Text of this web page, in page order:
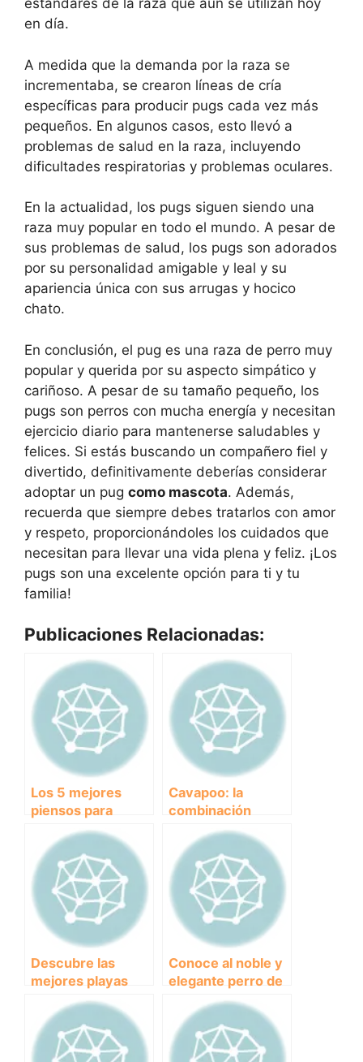
estándares de la raza que aún se utilizan hoy
en día.
A medida que la demanda por la raza se
incrementaba, se crearon líneas de cría
específicas para producir pugs cada vez más
pequeños. En algunos casos, esto llevó a
problemas de salud en la raza, incluyendo
dificultades respiratorias y problemas oculares.
En la actualidad, los pugs siguen siendo una
raza muy popular en todo el mundo. A pesar de
sus problemas de salud, los pugs son adorados
por su personalidad amigable y leal y su
apariencia única con sus arrugas y hocico
chato.
En conclusión, el pug es una raza de perro muy
popular y querida por su aspecto simpático y
cariñoso. A pesar de su tamaño pequeño, los
pugs son perros con mucha energía y necesitan
ejercicio diario para mantenerse saludables y
felices. Si estás buscando un compañero fiel y
divertido, definitivamente deberías considerar
adoptar un pug como mascota. Además,
recuerda que siempre debes tratarlos con amor
y respeto, proporcionándoles los cuidados que
necesitan para llevar una vida plena y feliz. ¡Los
pugs son una excelente opción para ti y tu
familia!
Publicaciones Relacionadas:
Los 5 mejores
piensos para
cachorros de
perros que
garantizarán su
crecimiento
saludable
Cavapoo: la
combinación
perfecta de
Cavalier King
Charles y Poodle
Descubre las
mejores playas
dog-friendly para
disfrutar con tu
perro: Guía de Red
Canina Playas
Conoce al noble y
elegante perro de
raza gris:
características,
cuidados y
curiosidades